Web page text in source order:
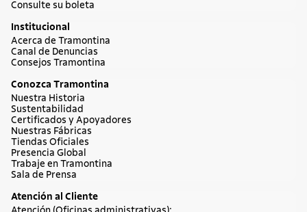
Consulte su boleta
Institucional
Acerca de Tramontina
Canal de Denuncias
Consejos Tramontina
Conozca Tramontina
Nuestra Historia
Sustentabilidad
Certificados y Apoyadores
Nuestras Fábricas
Tiendas Oficiales
Presencia Global
Trabaje en Tramontina
Sala de Prensa
Atención al Cliente